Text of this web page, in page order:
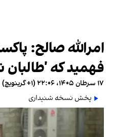
فهمید که
۱۷ سرطان ۱۴۰۵، ۲۲:۰۶ (‎+۱ گرینویچ)
پخش نسخه شنیداری